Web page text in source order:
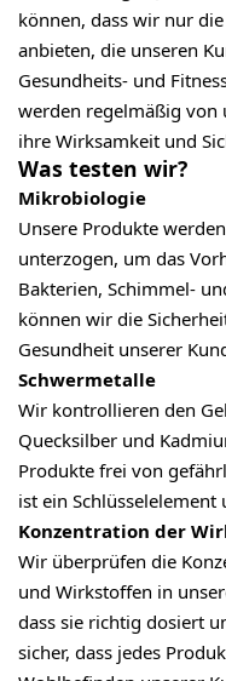
können, dass wir nur
anbieten, die unseren
Gesundheits- und
werden regelmäßig von
ihre Wirksamkeit und
Was testen wir?
Mikrobiologie
Unsere Produkte
unterzogen, um das
Bakterien, Schimmel-
können wir die
Gesundheit unserer
Schwermetalle
Wir kontrollieren den
Quecksilber und
Produkte frei von
ist ein
Konzentration der
Wir überprüfen die
und Wirkstoffen in
dass sie richtig dosiert
sicher, dass jedes